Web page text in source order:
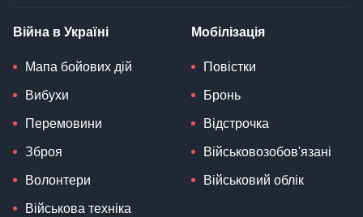
Війна в Україні
Мапа бойових дій
Вибухи
Перемовини
Зброя
Волонтери
Військова техніка
Мобілізація
Повістки
Бронь
Відстрочка
Військовозобов'язані
Військовий облік